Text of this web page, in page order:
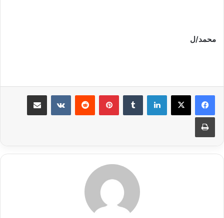
محمد/ل
لينكدإن بينتيريست
طباعة